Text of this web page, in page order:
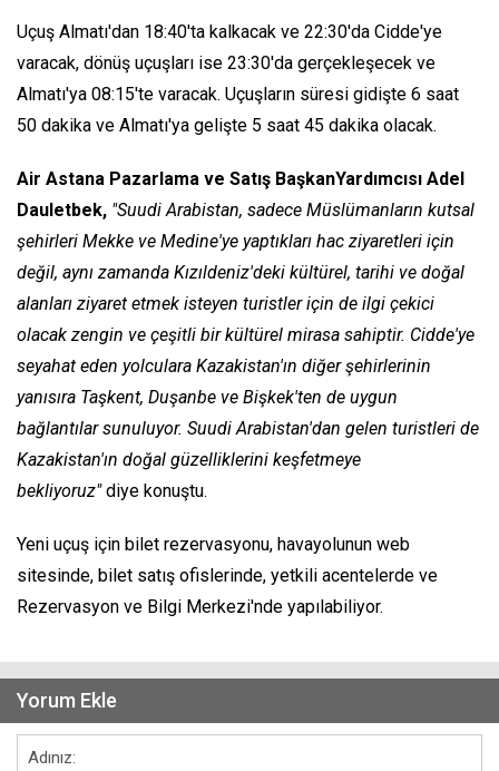
Uçuş Almatı'dan 18:40'ta kalkacak ve 22:30'da Cidde'ye
varacak, dönüş uçuşları ise 23:30'da gerçekleşecek ve
Almatı'ya 08:15'te varacak. Uçuşların süresi gidişte 6 saat
50 dakika ve Almatı'ya gelişte 5 saat 45 dakika olacak.
Air Astana Pazarlama ve Satış BaşkanYardımcısı Adel
Dauletbek, "Suudi Arabistan, sadece Müslümanların kutsal
şehirleri Mekke ve Medine'ye yaptıkları hac ziyaretleri için
değil, aynı zamanda Kızıldeniz'deki kültürel, tarihi ve doğal
alanları ziyaret etmek isteyen turistler için de ilgi çekici
olacak zengin ve çeşitli bir kültürel mirasa sahiptir. Cidde'ye
seyahat eden yolculara Kazakistan'ın diğer şehirlerinin
yanısıra Taşkent, Duşanbe ve Bişkek'ten de uygun
bağlantılar sunuluyor. Suudi Arabistan'dan gelen turistleri de
Kazakistan'ın doğal güzelliklerini keşfetmeye
bekliyoruz"diye konuştu.
Yeni uçuş için bilet rezervasyonu, havayolunun web
sitesinde, bilet satış ofislerinde, yetkili acentelerde ve
Rezervasyon ve Bilgi Merkezi'nde yapılabiliyor.
Yorum Ekle